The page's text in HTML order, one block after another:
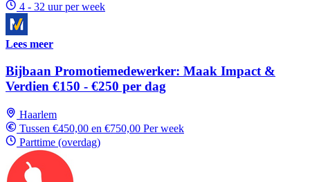
4 - 32 uur per week
Lees meer
Bijbaan Promotiemedewerker: Maak Impact &
Verdien €150 - €250 per dag
Haarlem
Tussen €450,00 en €750,00 Per week
Parttime (overdag)